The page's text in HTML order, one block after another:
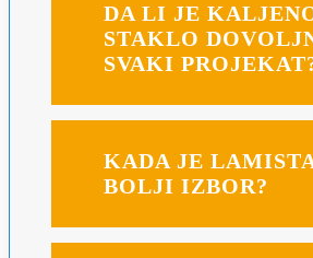
DA LI JE
STAKLO
SVAKI
KADA JE
BOLJI IZBOR?